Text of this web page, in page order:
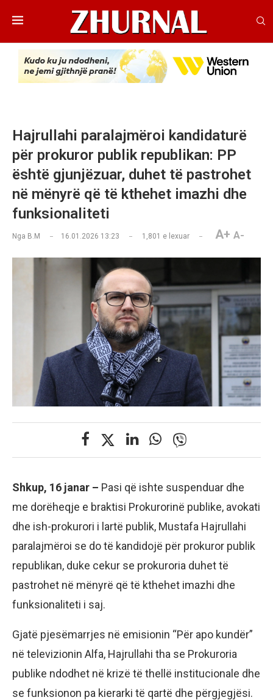
Hajrullahi paralajmëroi kandidaturë
për prokuror publik republikan: PP
është gjunjëzuar, duhet të pastrohet
në mënyrë që të kthehet imazhi dhe
funksionaliteti
Nga B.M 16.01.2026 13:23 1,801 e lexuar A+ A-
Shkup, 16 janar – Pasi që ishte suspenduar dhe
me dorëheqje e braktisi Prokurorinë publike, avokati
dhe ish-prokurori i lartë publik, Mustafa Hajrullahi
paralajmëroi se do të kandidojë për prokuror publik
republikan, duke cekur se prokuroria duhet të
pastrohet në mënyrë që të kthehet imazhi dhe
funksionaliteti i saj.
Gjatë pjesëmarrjes në emisionin “Për apo kundër”
në televizionin Alfa, Hajrullahi tha se Prokuroria
publike ndodhet në krizë të thellë institucionale dhe
se funksionon pa kierarki të qartë dhe përgjegjësi.